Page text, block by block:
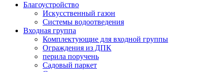
Благоустройство
Искусственный газон
Системы водоотведения
Входная группа
Комплектующие для входной группы
Ограждения из ДПК
перила поручень
Садовый паркет